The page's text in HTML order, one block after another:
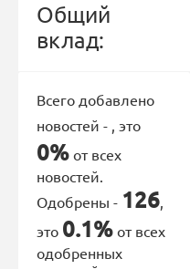
Общий
вклад:
Всего добавлено
новостей - , это
0% от всех
новостей.
Одобрены - 126,
это 0.1% от всех
одобренных